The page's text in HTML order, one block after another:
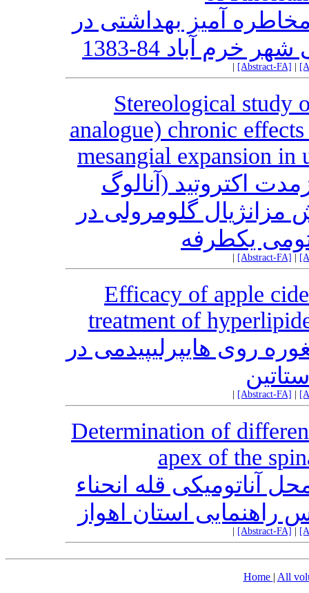
آمیز بهداشتی در
آباد 84-1383
[Abstract-FA]
Stereological study
analogue) chronic
mesangial expansion in
اکتروتید (آنالوگ
مزانژیال گلومرولی در
یکطرفه
[Abstract-FA]
Efficacy of apple
treatment of
روی هایپرلیپیدمی در
[Abstract-FA]
Determination of
apex of the
آناتومیکی قله انحناء
[Abstract-FA]
Home | All